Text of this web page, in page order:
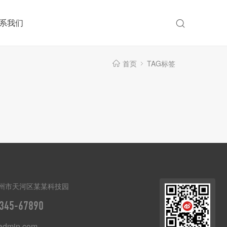
我们
首页 TAG标签
市天河区某某科技园
67890